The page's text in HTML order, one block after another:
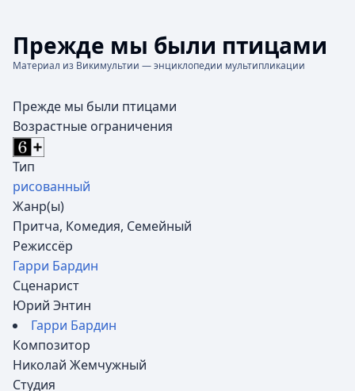
Прежде мы были птицами
Материал из Викимультии — энциклопедии мультипликации
Прежде мы были птицами
Возрастные ограничения
Тип
рисованный
Жанр(ы)
Притча, Комедия, Семейный
Режиссёр
Гарри Бардин
Сценарист
Юрий Энтин
Гарри Бардин
Композитор
Николай Жемчужный
Студия